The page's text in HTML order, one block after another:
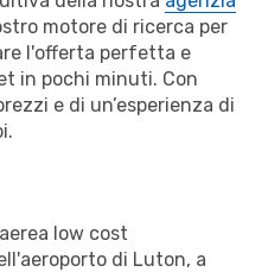
motore di ricerca per
l'offerta perfetta e
in pochi minuti. Con
e di un’esperienza di
low cost
di Luton, a